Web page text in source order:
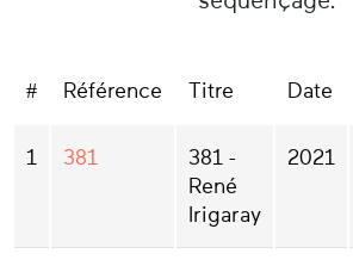
# Référence Titre Date
1 381
381 -
René
Irigaray
2021